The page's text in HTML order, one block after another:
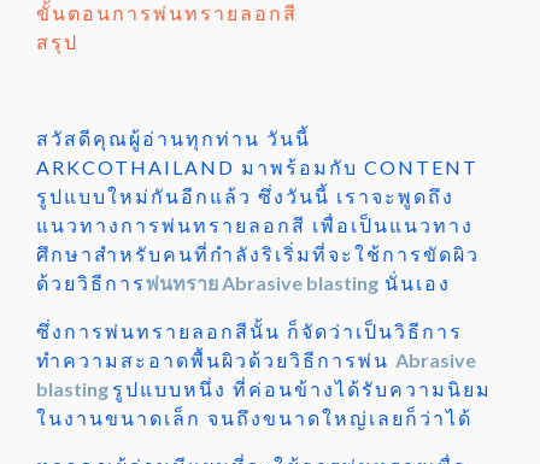
ขั้นตอนการพ่นทรายลอกสี
สรุป
สวัสดีคุณผู้อ่านทุกท่าน วันนี้
ARKCOTHAILAND มาพร้อมกับ CONTENT
รูปแบบใหม่กันอีกแล้ว ซึ่งวันนี้ เราจะพูดถึง
แนวทางการพ่นทรายลอกสี เพื่อเป็นแนวทาง
ศึกษาสำหรับคนที่กำลังริเริ่มที่จะใช้การขัดผิว
ด้วยวิธีการพ่นทรายAbrasive blasting นั่นเอง
ซึ่งการพ่นทรายลอกสีนั้น ก็จัดว่าเป็นวิธีการ
ทำความสะอาดพื้นผิวด้วยวิธีการพ่น Abrasive
blasting รูปแบบหนึ่ง ที่ค่อนข้างได้รับความนิยม
ในงานขนาดเล็ก จนถึงขนาดใหญ่เลยก็ว่าได้